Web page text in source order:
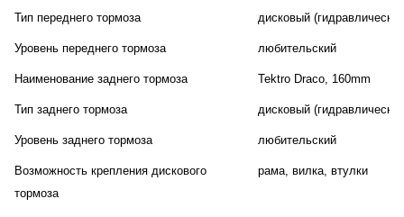
Тип переднего тормоза дисковый
Уровень переднего тормоза любительский
Наименование заднего тормоза Tektro Draco, 160mm
Тип заднего тормоза дисковый
Уровень заднего тормоза любительский
Возможность крепления дискового
тормоза
рама, вилка, втулки